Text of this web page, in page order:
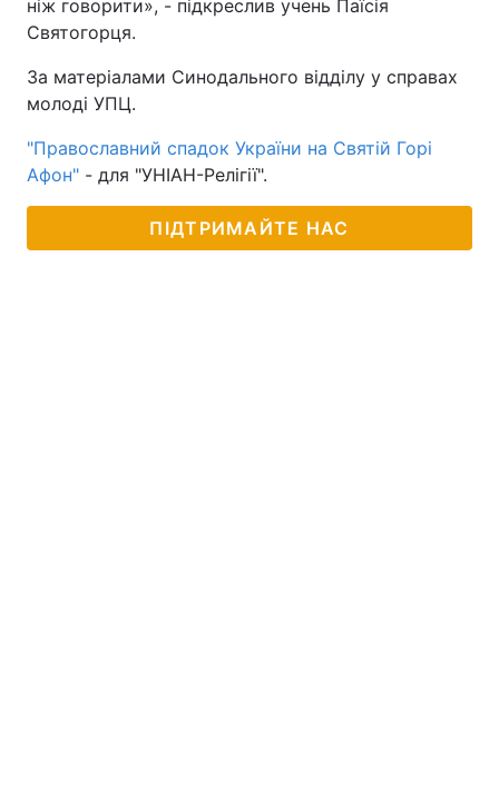
ніж говорити», - підкреслив учень Паїсія
Святогорця.
За матеріалами Синодального відділу у справах
молоді УПЦ.
"Православний спадок України на Святій Горі
Афон" - для "УНІАН-Релігії".
ПІДТРИМАЙТЕ НАС